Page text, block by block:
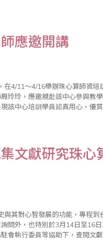
應邀開講
在4/11～4/16舉辦珠心算師資培
玲玲，應邀親赴該中心參與教
該中心培訓學員認真用心，優質
文獻研究珠心
與其對心智發展的功能，專程到
問外，也特別於3月14日至16
會執行委員等協助下，查閱文獻